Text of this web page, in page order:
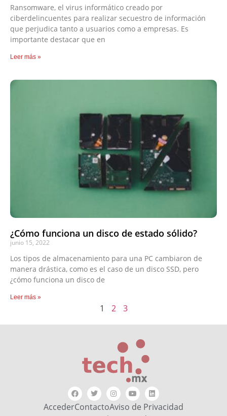
Ransomware, el virus informático creado por
ciberdelincuentes para realizar secuestro de información
que perjudica tanto a usuarios como a empresas. Es
importante destacar que en
Leer más »
¿Cómo funciona un disco de estado sólido?
junio 15, 2022
Los tipos de almacenamiento para una PC cambiaron de
manera drástica, como es el caso de un disco SSD, pero
¿cómo funciona un disco de
Leer más »
1 2 3
AccederContactoAviso de Privacidad